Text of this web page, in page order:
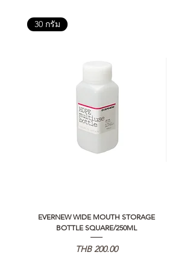
30 กรัม
EVERNEW WIDE MOUTH STORAGE
BOTTLE SQUARE/250ML
Price
THB 200.00